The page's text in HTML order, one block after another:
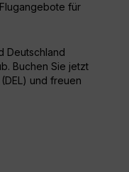
für
Deutschland
Buchen Sie jetzt
und freuen